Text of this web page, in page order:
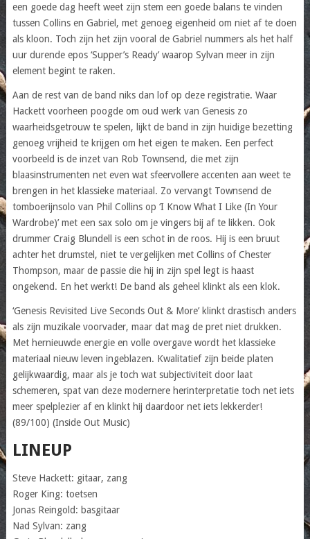
een goede dag heeft weet zijn stem een goede balans te vinden
tussen Collins en Gabriel, met genoeg eigenheid om niet af te doen
als kloon. Toch zijn het zijn vooral de Gabriel nummers als het half
uur durende epos ‘Supper’s Ready’ waarop Sylvan meer in zijn
element begint te raken.
Aan de rest van de band niks dan lof op deze registratie. Waar
Hackett voorheen poogde om oud werk van Genesis zo
waarheidsgetrouw te spelen, lijkt de band in zijn huidige bezetting
genoeg vrijheid te krijgen om het eigen te maken. Een perfect
voorbeeld is de inzet van Rob Townsend, die met zijn
blaasinstrumenten net even wat sfeervollere accenten aan weet te
brengen in het klassieke materiaal. Zo vervangt Townsend de
tomboerijnsolo van Phil Collins op ‘I Know What I Like (In Your
Wardrobe)’ met een sax solo om je vingers bij af te likken. Ook
drummer Craig Blundell is een schot in de roos. Hij is een bruut
achter het drumstel, niet te vergelijken met Collins of Chester
Thompson, maar de passie die hij in zijn spel legt is haast
ongekend. En het werkt! De band als geheel klinkt als een klok.
‘Genesis Revisited Live Seconds Out & More’ klinkt drastisch anders
als zijn muzikale voorvader, maar dat mag de pret niet drukken.
Met hernieuwde energie en volle overgave wordt het klassieke
materiaal nieuw leven ingeblazen. Kwalitatief zijn beide platen
gelijkwaardig, maar als je toch wat subjectiviteit door laat
schemeren, spat van deze modernere herinterpretatie toch net iets
meer spelplezier af en klinkt hij daardoor net iets lekkerder!
(89/100) (Inside Out Music)
LINEUP
Steve Hackett: gitaar, zang
Roger King: toetsen
Jonas Reingold: basgitaar
Nad Sylvan: zang